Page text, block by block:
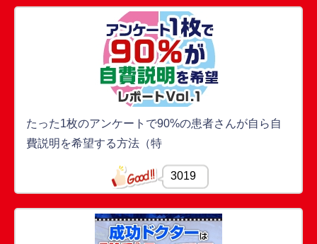
たった1枚のアンケートで90%の患者さんが自ら自
費説明を希望する方法（特
3019